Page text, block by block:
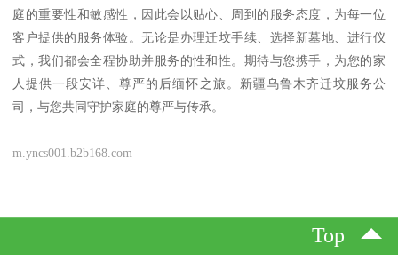
庭的重要性和敏感性，因此会以贴心、周到的服务态度，为每一位
客户提供的服务体验。无论是办理迁坟手续、选择新墓地、进行仪
式，我们都会全程协助并服务的性和性。期待与您携手，为您的家
人提供一段安详、尊严的后缅怀之旅。新疆乌鲁木齐迁坟服务公
司，与您共同守护家庭的尊严与传承。
m.yncs001.b2b168.com
Top